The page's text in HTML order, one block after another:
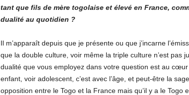
tant que fils de mère togolaise et élevé en France,
dualité au quotidien ?
Il m’apparaît depuis que je présente ou que j’incarne
que la double culture, voir même la triple culture n’est pas
dualité que vous employez dans votre question est au
enfant, voir adolescent, c’est avec l’âge, et peut-être la
opposition entre le Togo et la France mais qu’il y a le